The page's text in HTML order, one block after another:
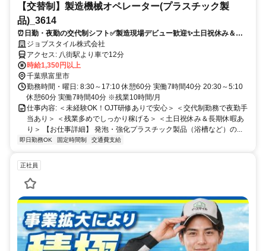
【交替制】製造機械オペレーター(プラスチック製
品)_3614
⏰日勤・夜勤の交代制シフト✅製造現場デビュー歓迎✨土日祝休み＆長
期休暇ありで働きやすさ◎
ジョブスタイル株式会社
アクセス: 八街駅より車で12分
時給1,350円以上
千葉県富里市
勤務時間・曜日: 8:30～17:10 休憩60分 実働7時間40分 20:30～5:10
休憩60分 実働7時間40分 ※残業10時間/月
仕事内容: ＜未経験OK！OJT研修ありで安心＞ ＜交代制勤務で夜勤手
当あり＞ ＜残業多めでしっかり稼げる＞ ＜土日祝休み＆長期休暇あ
り＞ 【お仕事詳細】 発泡・強化プラスチック製品（浴槽など）の...
即日勤務OK 固定時間制 交通費支給
正社員